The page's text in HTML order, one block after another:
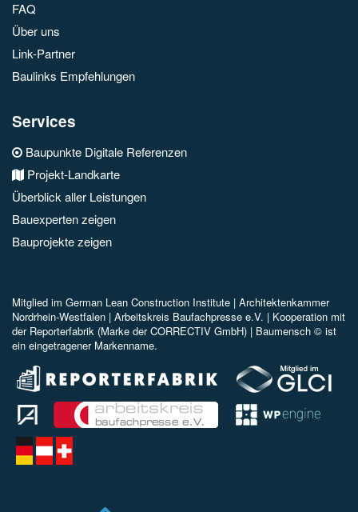
FAQ
Über uns
Link-Partner
Baulinks Empfehlungen
Services
Baupunkte Digitale Referenzen
Projekt-Landkarte
Überblick aller Leistungen
Bauexperten zeigen
Bauprojekte zeigen
Mitglied im German Lean Construction Institute | Architektenkammer
Nordrhein-Westfalen | Arbeitskreis Baufachpresse e.V. | Kooperation mit
der Reporterfabrik (Marke der CORRECTIV GmbH) | Baumensch © ist
ein eingetragener Markenname.